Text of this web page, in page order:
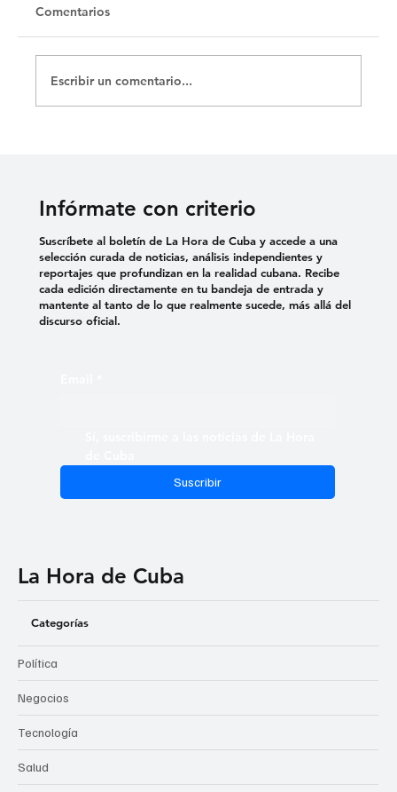
Untitled
Comentarios
Escribir un comentario...
Infórmate con criterio
Suscribir
Suscríbete al boletín de La Hora de Cuba y accede a una
selección curada de noticias, análisis independientes y
reportajes que profundizan en la realidad cubana. Recibe
cada edición directamente en tu bandeja de entrada y
mantente al tanto de lo que realmente sucede, más allá del
discurso oficial.
La Hora de Cuba
Categorías
Política
Negocios
Tecnología
Salud